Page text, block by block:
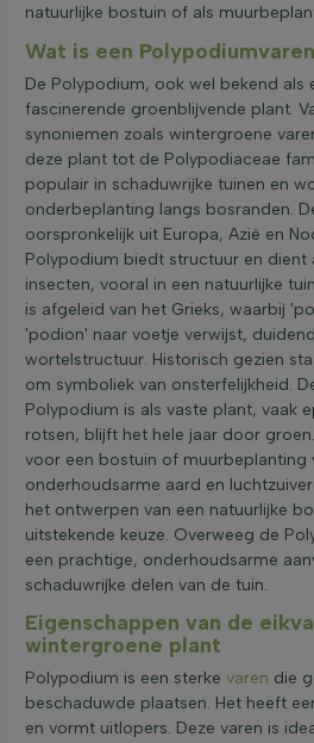
natuurlijke bostuin of als
Wat is een
De Polypodium, ook wel bekend als
fascinerende groenblijvende plant.
synoniemen zoals wintergroene
deze plant tot de Polypodiaceae
populair in schaduwrijke tuinen en
onderbeplanting langs bosranden.
oorspronkelijk uit Europa, Azië en
Polypodium biedt structuur en dient
insecten, vooral in een natuurlijke
is afgeleid van het Grieks, waarbij
'podion' naar voetje verwijst,
wortelstructuur. Historisch gezien
om symboliek van onsterfelijkheid.
Polypodium is als vaste plant, vaak
rotsen, blijft het hele jaar door
voor een bostuin of muurbeplanting
onderhoudsarme aard en
het ontwerpen van een natuurlijke
uitstekende keuze. Overweeg de
een prachtige, onderhoudsarme
schaduwrijke delen van de tuin.
Eigenschappen van de
wintergroene plant
Polypodium is een sterke varen die
beschaduwde plaatsen. Het heeft
en vormt uitlopers. Deze varen is